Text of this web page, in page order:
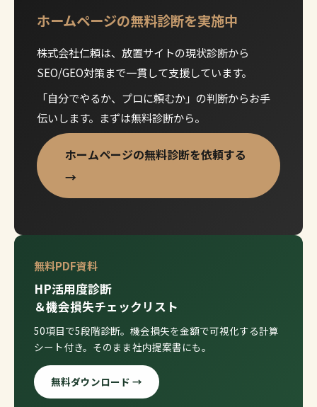
ホームページの無料診断を実施中
株式会社仁頼は、放置サイトの現状診断から
SEO/GEO対策まで一貫して支援しています。
「自分でやるか、プロに頼むか」の判断からお手
伝いします。まずは無料診断から。
ホームページの無料診断を依頼する
→
無料PDF資料
HP活用度診断
＆機会損失チェックリスト
50項目で5段階診断。機会損失を金額で可視化する計算
シート付き。そのまま社内提案書にも。
無料ダウンロード →